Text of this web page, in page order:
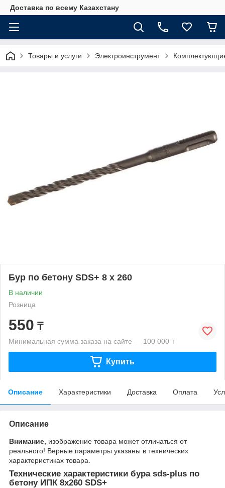
Доставка по всему Казахстану
Товары и услуги Электроинструмент
Бур по бетону SDS+ 8 х 260
В наличии
Розница
550 ₸
Минимальная сумма заказа на сайте — 100 000 ₸
Купить
Описание Характеристики Доставка Оплата
Описание
Внимание, изображение товара может отличаться от
реального! Верные параметры указаны в технических
характеристиках товара.
Технические характеристики бура sds-plus по
бетону ИПК 8х260 SDS+